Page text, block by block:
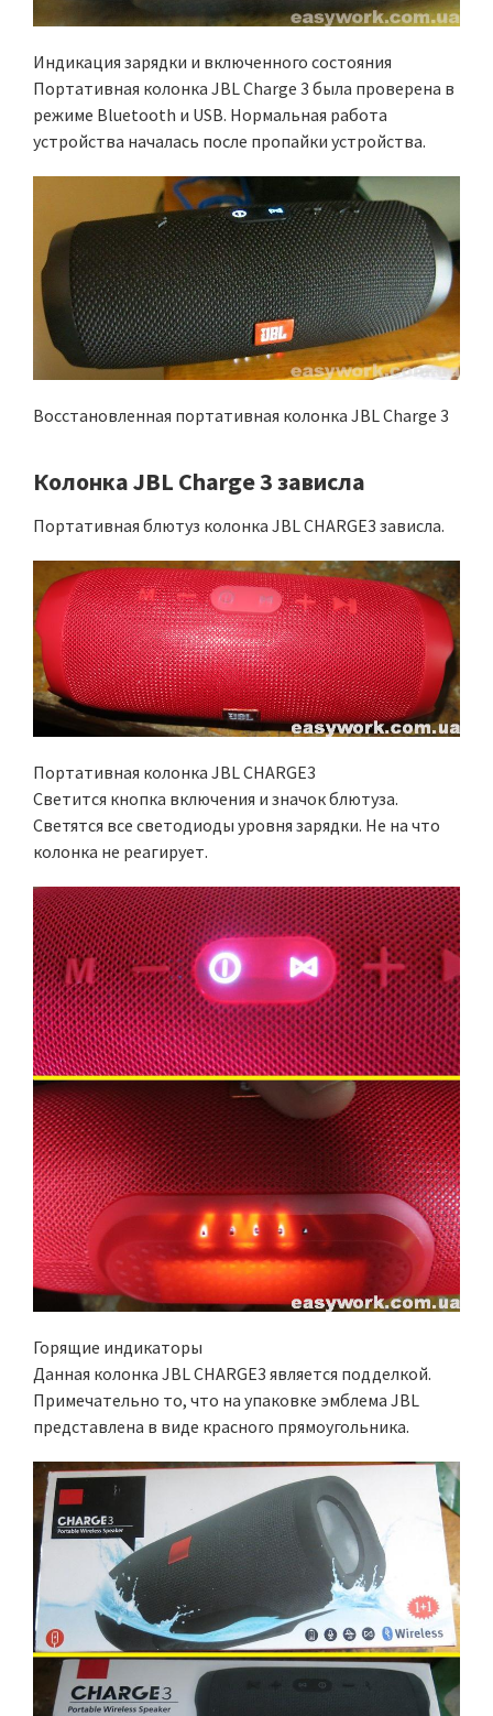
Индикация зарядки и включенного состояния
Портативная колонка JBL Charge 3 была проверена в
режиме Bluetooth и USB. Нормальная работа
устройства началась после пропайки устройства.
Восстановленная портативная колонка JBL Charge 3
Колонка JBL Charge 3 зависла
Портативная блютуз колонка JBL CHARGE3 зависла.
Портативная колонка JBL CHARGE3
Светится кнопка включения и значок блютуза.
Светятся все светодиоды уровня зарядки. Не на что
колонка не реагирует.
Горящие индикаторы
Данная колонка JBL CHARGE3 является подделкой.
Примечательно то, что на упаковке эмблема JBL
представлена в виде красного прямоугольника.